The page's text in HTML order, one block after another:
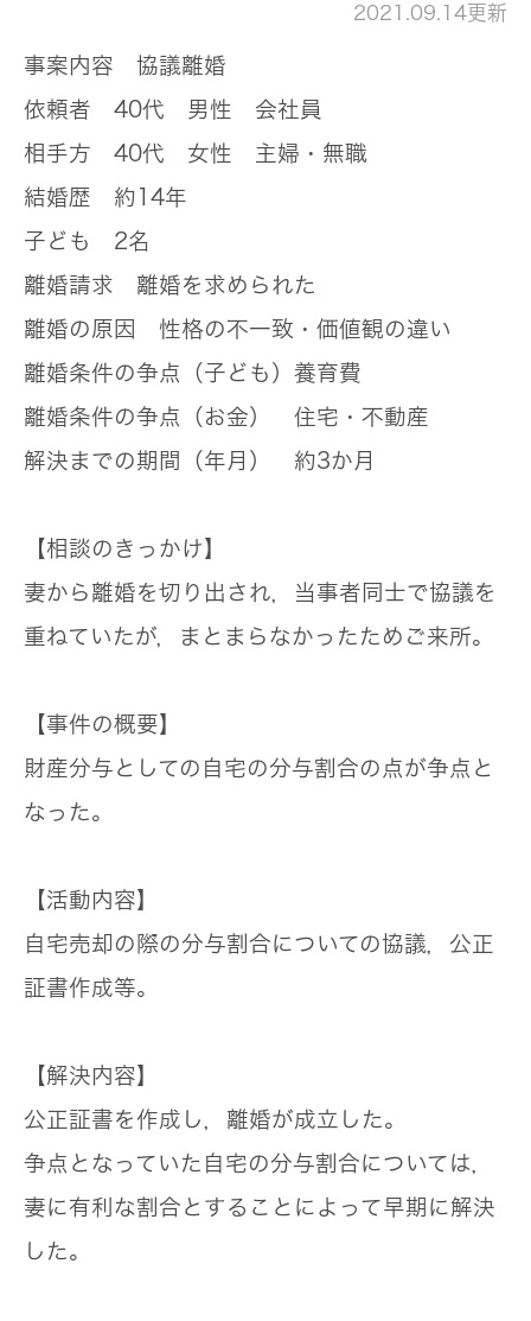
2021.09.14更新
事案内容 協議離婚
依頼者 40代 男性 会社員
相手方 40代 女性 主婦・無職
結婚歴 約14年
子ども 2名
離婚請求 離婚を求められた
離婚の原因 性格の不一致・価値観の違い
離婚条件の争点（子ども） 養育費
離婚条件の争点（お金） 住宅・不動産
解決までの期間（年月） 約3か月
【相談のきっかけ】
妻から離婚を切り出され，当事者同士で協議を
重ねていたが，まとまらなかったためご来所。
【事件の概要】
財産分与としての自宅の分与割合の点が争点と
なった。
【活動内容】
自宅売却の際の分与割合についての協議，公正
証書作成等。
【解決内容】
公正証書を作成し，離婚が成立した。
争点となっていた自宅の分与割合については，
妻に有利な割合とすることによって早期に解決
した。